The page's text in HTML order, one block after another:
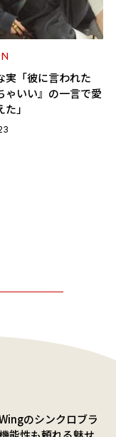
実「彼に言われた
ゃいい』の一言で愛
」
のシンクロブラ